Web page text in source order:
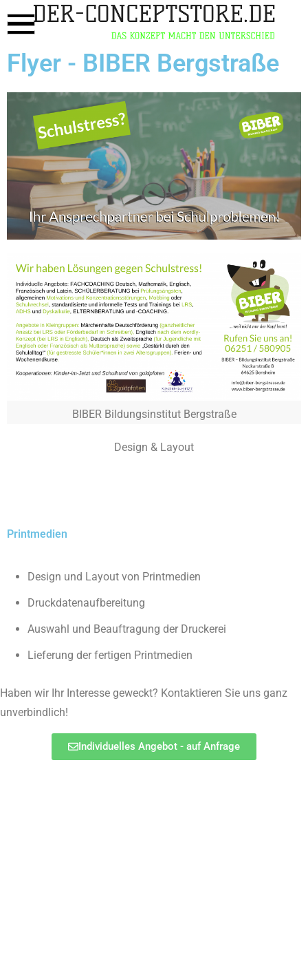
Flyer - BIBER Bergstraße
BIBER Bildungsinstitut Bergstraße
Design & Layout
Printmedien
Design und Layout von Printmedien
Druckdatenaufbereitung
Auswahl und Beauftragung der Druckerei
Lieferung der fertigen Printmedien
Haben wir Ihr Interesse geweckt? Kontaktieren Sie uns ganz
unverbindlich!
Individuelles Angebot - auf Anfrage